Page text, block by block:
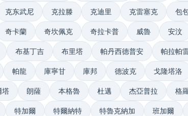
克东武尼 克拉滕 克迪里 克雷塞克 包
奇卡蘭 奇坎佩克 奇拉卡普 威魯 安汶
布基丁吉 布里塔 帕丹西德普安 帕拉帕
帕龍 庫寧甘 庫邦 德波克 戈隆塔洛
塔 朗薩 本格魯 杜邁 杰亞普拉 格
特加爾 特爾納特 特魯克納加 班加爾